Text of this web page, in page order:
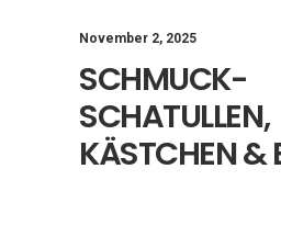
November 2, 2025
SCHMUCK-
SCHATULLEN,
KÄSTCHEN &